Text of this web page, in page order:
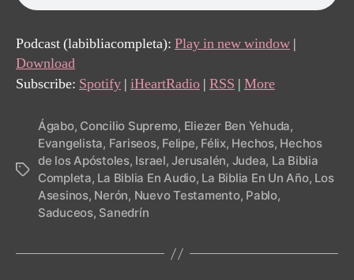
Podcast (labibliacompleta): Play in new window |
Download
Subscribe: Spotify | iHeartRadio | RSS | More
Tags
Ágabo, Concilio Supremo, Eliezer Ben Yehuda,
Evangelista, Fariseos, Felipe, Félix, Hechos, Hechos
de los Apóstoles, Israel,Jerusalén, Judea, La Biblia
Completa, La Biblia En Audio, La Biblia En Un Año, Los
Asesinos, Nerón, Nuevo Testamento, Pablo,
Saduceos, Sanedrín